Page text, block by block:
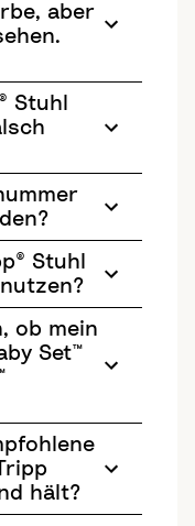
aber
Stuhl
Stuhl
ob mein
Set™
hält?